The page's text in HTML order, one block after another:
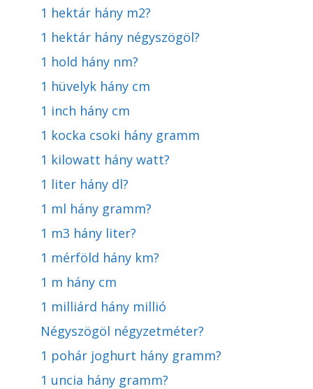
1 hektár hány m2?
1 hektár hány négyszögöl?
1 hold hány nm?
1 hüvelyk hány cm
1 inch hány cm
1 kocka csoki hány gramm
1 kilowatt hány watt?
1 liter hány dl?
1 ml hány gramm?
1 m3 hány liter?
1 mérföld hány km?
1 m hány cm
1 milliárd hány millió
Négyszögöl négyzetméter?
1 pohár joghurt hány gramm?
1 uncia hány gramm?